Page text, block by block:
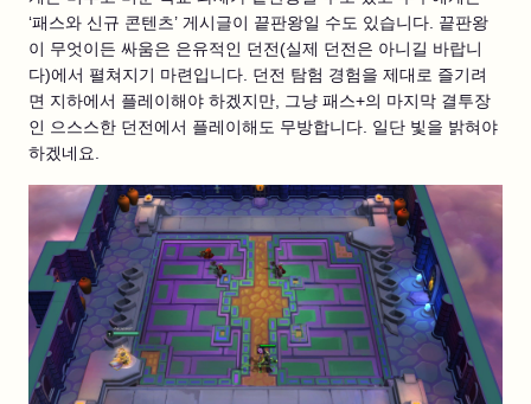
‘패스와 신규 콘텐츠’ 게시글이 끝판왕일 수도 있습니다. 끝판왕
이 무엇이든 싸움은 은유적인 던전(실제 던전은 아니길 바랍니
다)에서 펼쳐지기 마련입니다. 던전 탐험 경험을 제대로 즐기려
면 지하에서 플레이해야 하겠지만, 그냥 패스+의 마지막 결투장
인 으스스한 던전에서 플레이해도 무방합니다. 일단 빛을 밝혀야
하겠네요.